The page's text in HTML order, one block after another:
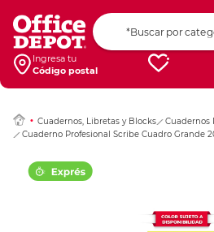
Ingresa tu
Código postal
Cuadernos, Libretas y Blocks
Cuadernos
Cuaderno Profesional Scribe Cuadro Grande